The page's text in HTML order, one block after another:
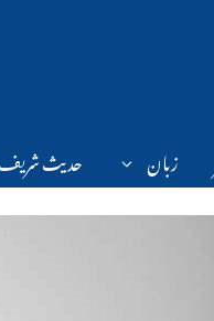
زبان حدیث شریف